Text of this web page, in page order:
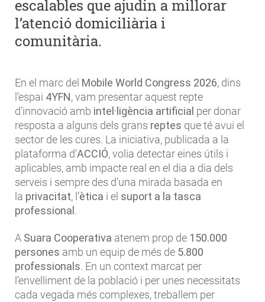
escalables que ajudin a millorar
l’atenció domiciliària i
comunitària.
En el marc del Mobile World Congress 2026, dins
l’espai 4YFN, vam presentar aquest repte
d’innovació amb intel·ligència artificial per donar
resposta a alguns dels grans reptes que té avui el
sector de les cures. La iniciativa, publicada a la
plataforma d’ACCIÓ, volia detectar eines útils i
aplicables, amb impacte real en el dia a dia dels
serveis i sempre des d’una mirada basada en
la privacitat, l’ètica i el suport a la tasca
professional .
A Suara Cooperativa atenem prop de 150.000
persones amb un equip de més de 5.800
professionals. En un context marcat per
l’envelliment de la població i per unes necessitats
cada vegada més complexes, treballem per